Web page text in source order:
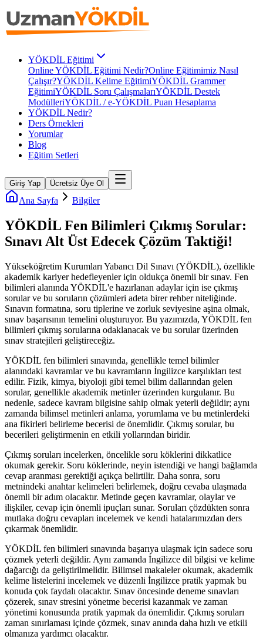
YÖKDİL Eğitimi
Online YÖKDİL Eğitimi Nedir?Online Eğitimimiz Nasıl
Çalışır?YÖKDİL Kelime EğitimiYÖKDİL Grammer
EğitimiYÖKDİL Soru ÇalışmalarıYÖKDİL Destek
ModülleriYÖKDİL / e-YÖKDİL Puan Hesaplama
YÖKDİL Nedir?
Ders Örnekleri
Yorumlar
Blog
Eğitim Setleri
Giriş Yap Ücretsiz Üye Ol
Ana Sayfa Bilgiler
YÖKDİL Fen Bilimleri Çıkmış Sorular:
Sınavı Alt Üst Edecek Çözüm Taktiği!
Yükseköğretim Kurumları Yabancı Dil Sınavı (YÖKDİL), özellikle
akademik kariyer hedefleyenler için oldukça önemli bir sınav. Fen
bilimleri alanında YÖKDİL'e hazırlanan adaylar için ise çıkmış
sorular ve bu soruların çözümleri adeta birer rehber niteliğinde.
Sınavın formatına, soru tiplerine ve zorluk seviyesine aşina olmak,
sınav başarısının temelini oluşturuyor. Bu yazımızda, YÖKDİL fen
bilimleri çıkmış sorularına odaklanacak ve bu sorular üzerinden
sınav stratejileri geliştireceğiz.
YÖKDİL fen bilimleri sınavında, genellikle temel bilimler
alanındaki kavramlar ve bu kavramların İngilizce karşılıkları test
edilir. Fizik, kimya, biyoloji gibi temel bilim dallarından gelen
sorular, genellikle akademik metinler üzerinden kurgulanır. Bu
nedenle, sadece kavram bilgisine sahip olmak yeterli değildir; aynı
zamanda bilimsel metinleri anlama, yorumlama ve bu metinlerdeki
ana fikirleri belirleme becerisi de önemlidir. Çıkmış sorular, bu
becerileri geliştirmenin en etkili yollarından biridir.
Çıkmış soruları incelerken, öncelikle soru köklerini dikkatlice
okumak gerekir. Soru köklerinde, neyin istendiği ve hangi bağlamda
cevap aranması gerektiği açıkça belirtilir. Daha sonra, soru
metnindeki anahtar kelimeleri belirlemek, doğru cevaba ulaşmada
önemli bir adım olacaktır. Metinde geçen kavramlar, olaylar ve
ilişkiler, cevap için önemli ipuçları sunar. Soruları çözdükten sonra
mutlaka doğru cevapları incelemek ve kendi hatalarımızdan ders
çıkarmak önemlidir.
YÖKDİL fen bilimleri sınavında başarıya ulaşmak için sadece soru
çözmek yeterli değildir. Aynı zamanda İngilizce dil bilgisi ve kelime
dağarcığı da geliştirilmelidir. Bilimsel makaleler okumak, akademik
kelime listelerini incelemek ve düzenli İngilizce pratik yapmak bu
konuda çok faydalı olacaktır. Sınav öncesinde deneme sınavları
çözerek, sınav stresini yönetme becerisi kazanmak ve zaman
yönetimi konusunda pratik yapmak da önemlidir. Çıkmış soruları
zaman sınırlaması içinde çözmek, sınav anında daha hızlı ve etkili
olmanıza yardımcı olacaktır.